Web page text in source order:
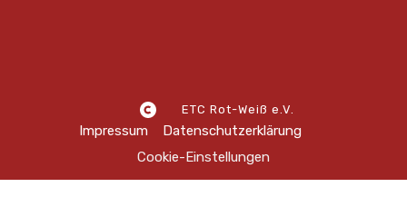
ETC Rot-Weiß e.V.
Impressum
Datenschutzerklärung
Cookie-Einstellungen